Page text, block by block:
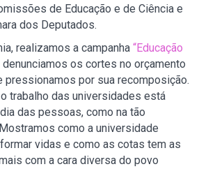
de Educação e de Ciência e
dos Deputados.
realizamos a campanha “Educação
denunciamos os cortes no orçamento
pressionamos por sua recomposição.
trabalho das universidades está
das pessoas, como na tão
como a universidade
vidas e como as cotas tem as
com a cara diversa do povo